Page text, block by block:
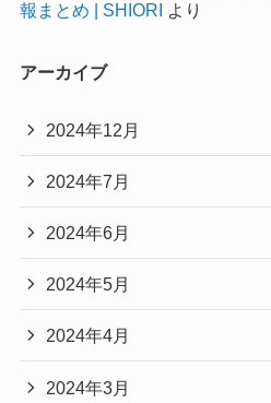
報まとめ | SHIORI より
アーカイブ
2024年12月
2024年7月
2024年6月
2024年5月
2024年4月
2024年3月